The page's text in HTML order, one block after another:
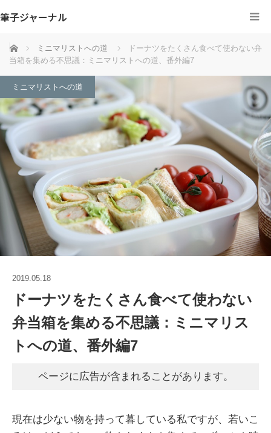
筆子ジャーナル
ホーム ミニマリストへの道
ドーナツをたくさん食べて使わない弁
当箱を集める不思議：ミニマリストへの道、番外編7
ミニマリストへの道
2019.05.18
ドーナツをたくさん食べて使わない
弁当箱を集める不思議：ミニマリス
トへの道、番外編7
ページに広告が含まれることがあります。
現在は少ない物を持って暮している私ですが、若いこ